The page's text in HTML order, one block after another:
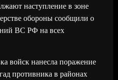
наступление в зоне
обороны сообщили о
ВС РФ на всех
войск нанесла поражение
противника в районах